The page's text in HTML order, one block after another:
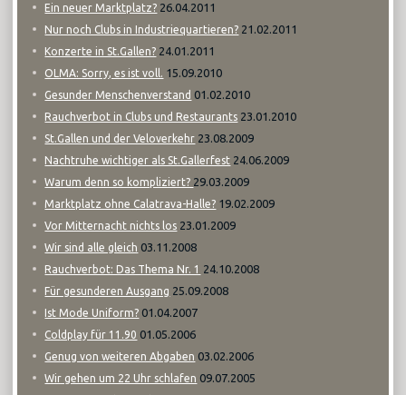
Ein neuer Marktplatz? 26.04.2011
Nur noch Clubs in Industriequartieren? 21.02.2011
Konzerte in St.Gallen? 24.01.2011
OLMA: Sorry, es ist voll. 15.09.2010
Gesunder Menschenverstand 01.02.2010
Rauchverbot in Clubs und Restaurants 23.01.2010
St.Gallen und der Veloverkehr 23.08.2009
Nachtruhe wichtiger als St.Gallerfest 24.06.2009
Warum denn so kompliziert? 29.03.2009
Marktplatz ohne Calatrava-Halle? 19.02.2009
Vor Mitternacht nichts los 23.01.2009
Wir sind alle gleich 03.11.2008
Rauchverbot: Das Thema Nr. 1 24.10.2008
Für gesunderen Ausgang 25.09.2008
Ist Mode Uniform? 01.04.2007
Coldplay für 11.90 01.05.2006
Genug von weiteren Abgaben 03.02.2006
Wir gehen um 22 Uhr schlafen 09.07.2005